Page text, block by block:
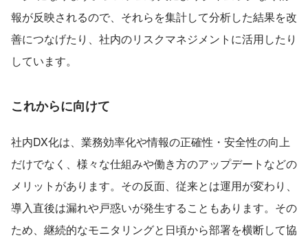
報が反映されるので、それらを集計して分析した結果を改
善につなげたり、社内のリスクマネジメントに活用したり
しています。
これからに向けて
社内DX化は、業務効率化や情報の正確性・安全性の向上
だけでなく、様々な仕組みや働き方のアップデートなどの
メリットがあります。その反面、従来とは運用が変わり、
導入直後は漏れや戸惑いが発生することもあります。その
ため、継続的なモニタリングと日頃から部署を横断して協